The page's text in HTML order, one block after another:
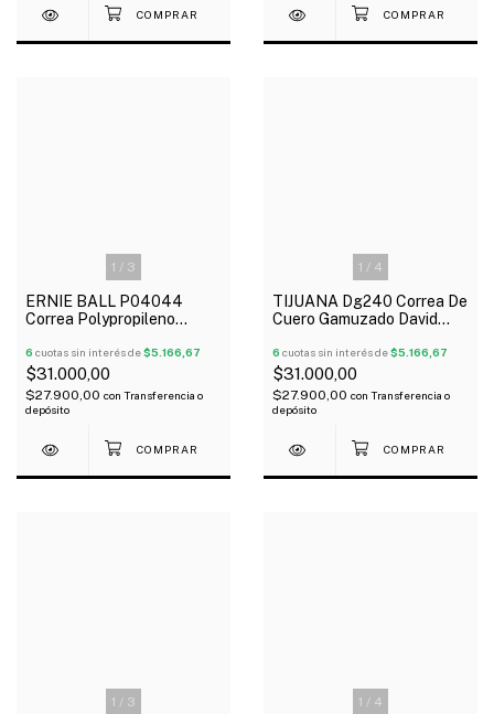
1 / 3
ERNIE BALL P04044
Correa Polypropileno
6 cuotas sin interés de$5.166,67
$31.000,00
$27.900,00 con Transferencia o
depósito
1 / 4
TIJUANA Dg240 Correa De
Cuero Gamuzado David
6 cuotas sin interés de$5.166,67
$31.000,00
$27.900,00 con Transferencia o
depósito
1 / 3 1 / 4